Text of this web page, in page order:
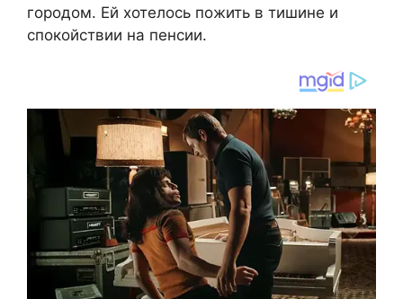
городом. Ей хотелось пожить в тишине и
спокойствии на пенсии.